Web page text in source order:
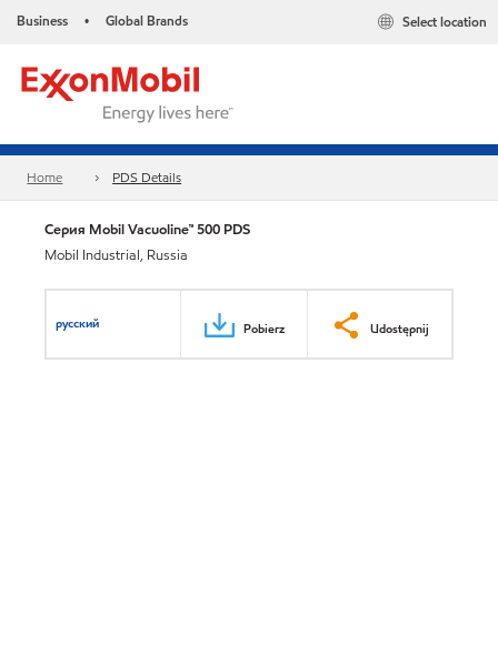
Business • Global Brands Select location
Home PDS Details
Серия Mobil Vacuoline™ 500 PDS
Mobil Industrial, Russia
русский Pobierz Udostępnij